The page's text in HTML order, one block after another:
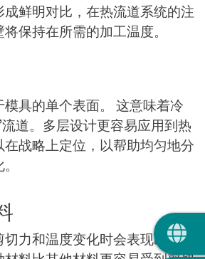
鲜明对比，在热流道系统的注
保持在所需的加工温度。
具的单个表面。 这意味着冷
道。多层设计更容易应用到热
战略上定位，以帮助均匀地分
力和温度变化时会表现出显著